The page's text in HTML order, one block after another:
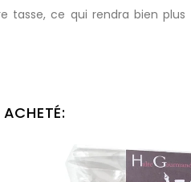
ce qui rendra bien plus